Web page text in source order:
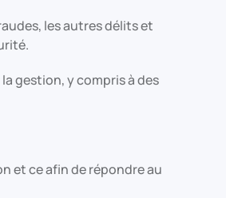
les autres délits et
gestion, y compris à des
et ce afin de répondre au